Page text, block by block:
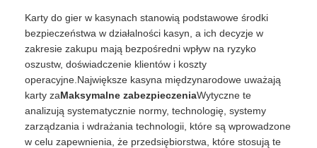
Karty do gier w kasynach stanowią podstawowe środki
bezpieczeństwa w działalności kasyn, a ich decyzje w
zakresie zakupu mają bezpośredni wpływ na ryzyko
oszustw, doświadczenie klientów i koszty
operacyjne.Największe kasyna międzynarodowe uważają
karty zaMaksymalne zabezpieczeniaWytyczne te
analizują systematycznie normy, technologię, systemy
zarządzania i wdrażania technologii, które są wprowadzone
w celu zapewnienia, że przedsiębiorstwa, które stosują te